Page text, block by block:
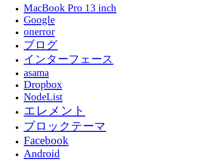
MacBook Pro 13 inch
Google
onerror
ブログ
インターフェース
asama
Dropbox
NodeList
エレメント
ブロックテーマ
Facebook
Android